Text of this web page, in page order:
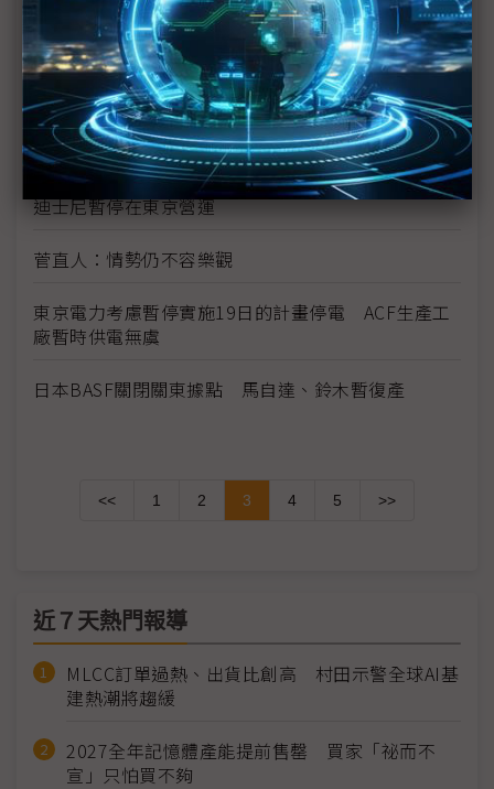
G7通力合作 日本二度衰退風險降低
美國加州偵得日輻射塵 專家表示應無危險
鴻海決議發行公司債 日本賑災大手筆捐款新台幣2
億元
迪士尼暫停在東京營運
菅直人：情勢仍不容樂觀
東京電力考慮暫停實施19日的計畫停電 ACF生產工
廠暫時供電無虞
日本BASF關閉關東據點 馬自達、鈴木暫復產
<< 1 2 3 4 5 >>
近７天熱門報導
MLCC訂單過熱、出貨比創高 村田示警全球AI基
建熱潮將趨緩
2027全年記憶體產能提前售罄 買家「祕而不
宣」只怕買不夠